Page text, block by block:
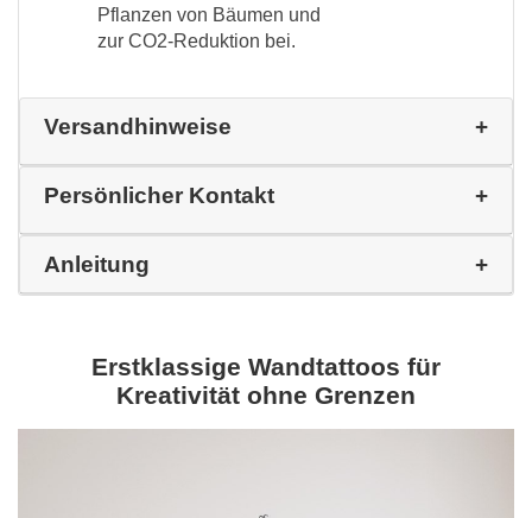
Pflanzen von Bäumen und
zur CO2-Reduktion bei.
Versandhinweise
Persönlicher Kontakt
Anleitung
Erstklassige Wandtattoos für
Kreativität ohne Grenzen